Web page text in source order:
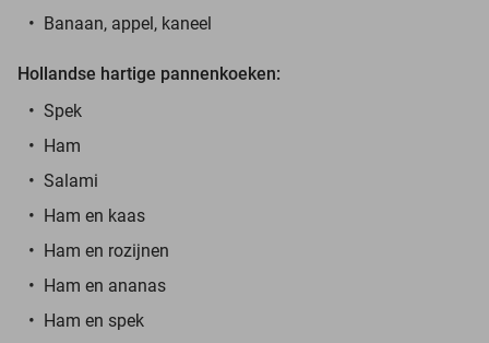
Banaan, appel, kaneel
Hollandse hartige pannenkoeken:
Spek
Ham
Salami
Ham en kaas
Ham en rozijnen
Ham en ananas
Ham en spek